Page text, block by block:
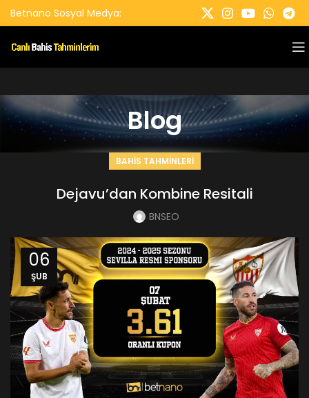
Betnano Sosyal Medya:
Blog
BAHIS TAHMINLERI
Dejavu’dan Kombine Resitali
BNSEO
06
ŞUB